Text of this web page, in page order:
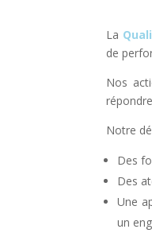
La
de
Nos
Notre
Des
Des
Une
un